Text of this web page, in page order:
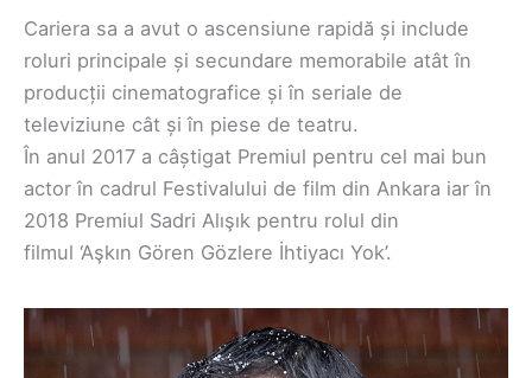
Cariera sa a avut o ascensiune rapidă și include
roluri principale și secundare memorabile atât în
producții cinematografice și în seriale de
televiziune cât și în piese de teatru.
În anul 2017 a câștigat Premiul pentru cel mai bun
actor în cadrul Festivalului de film din Ankara iar în
2018 Premiul Sadri Alışık pentru rolul din
filmul ‘Aşkın Gören Gözlere İhtiyacı Yok’.